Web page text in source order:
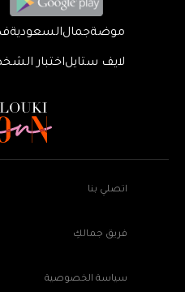
موضةجمالالسعودية
لايف ستايلاختبار
اتصلي بنا
فريق جمالكِ
سياسة الخصوصية